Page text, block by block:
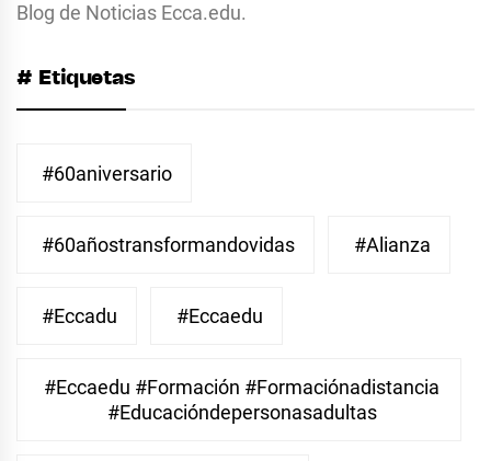
Blog de Noticias Ecca.edu.
# Etiquetas
#60aniversario
#60añostransformandovidas #Alianza
#eccadu #eccaedu
#eccaedu #formación #formaciónadistancia
#educacióndepersonasadultas